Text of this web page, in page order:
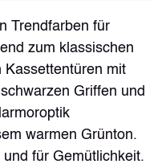
Trendfarben für
zum klassischen
Kassettentüren mit
Griffen und
warmen Grünton.
für Gemütlichkeit.